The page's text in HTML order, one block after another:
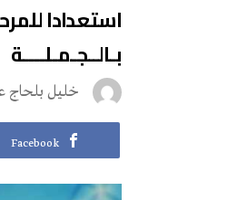
استعدادا
بـالــجـمـلــــة
خليل‭ ‬بلحاج‭ ‬علي
Facebook